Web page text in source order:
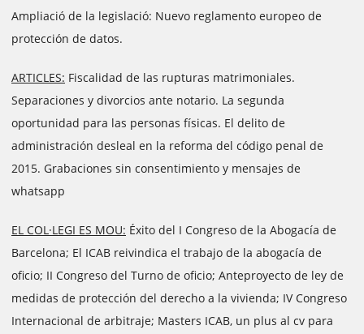
Ampliació de la legislació: Nuevo reglamento europeo de
protección de datos.
ARTICLES: Fiscalidad de las rupturas matrimoniales.
Separaciones y divorcios ante notario. La segunda
oportunidad para las personas físicas. El delito de
administración desleal en la reforma del código penal de
2015. Grabaciones sin consentimiento y mensajes de
whatsapp
EL COL·LEGI ES MOU: Éxito del I Congreso de la Abogacía de
Barcelona; El ICAB reivindica el trabajo de la abogacía de
oficio; II Congreso del Turno de oficio; Anteproyecto de ley de
medidas de protección del derecho a la vivienda; IV Congreso
Internacional de arbitraje; Masters ICAB, un plus al cv para